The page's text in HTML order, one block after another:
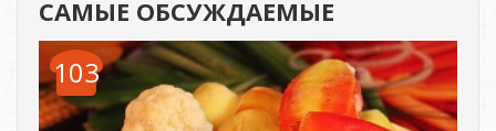
САМЫЕ ОБСУЖДАЕМЫЕ
103